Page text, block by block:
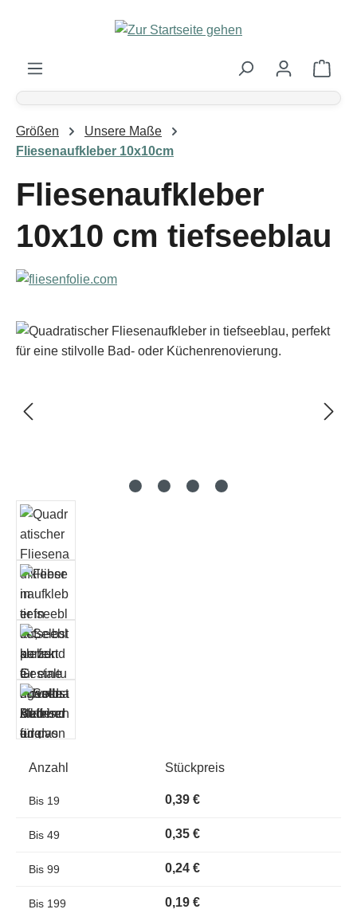
Zum Hauptinhalt springen
Größen
Unsere Maße
Fliesenaufkleber 10x10cm
Fliesenaufkleber
10x10 cm tiefseeblau
Bildergalerie überspringen
Anzahl Stückpreis
Bis 19 0,39 €
Bis 49 0,35 €
Bis 99 0,24 €
Bis 199 0,19 €